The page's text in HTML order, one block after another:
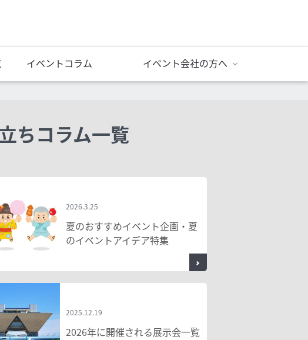
イベントコラム イベント会社の方へ
ちコラム一覧
2026.3.25
夏のおすすめイベント企画・夏
のイベントアイデア特集
2025.12.19
2026年に開催される展示会一覧